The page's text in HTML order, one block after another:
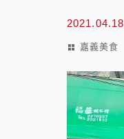
2021.04.18
嘉義美食